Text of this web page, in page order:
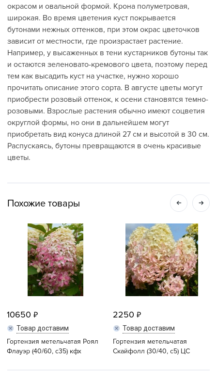
окрасом и овальной формой. Крона полуметровая,
широкая. Во время цветения куст покрывается
бутонами нежных оттенков, при этом окрас цветочков
зависит от местности, где произрастает растение.
Например, у высаженных в тени кустарников бутоны так
и остаются зеленовато-кремового цвета, поэтому перед
тем как высадить куст на участке, нужно хорошо
прочитать описание этого сорта. В августе цветы могут
приобрести розовый оттенок, к осени становятся темно-
розовыми. Взрослые растения обычно имеют соцветия
округлой формы, но они в дальнейшем могут
приобретать вид конуса длиной 27 см и высотой в 30 см.
Распускаясь, бутоны превращаются в очень красивые
цветы.
Похожие товары
10650
Товар доставим
Гортензия метельчатая Роял
Флауэр (40/60, c35) кфх
2250
Товар доставим
Гортензия метельчатая
Скайфолл (30/40, с5) ЦС